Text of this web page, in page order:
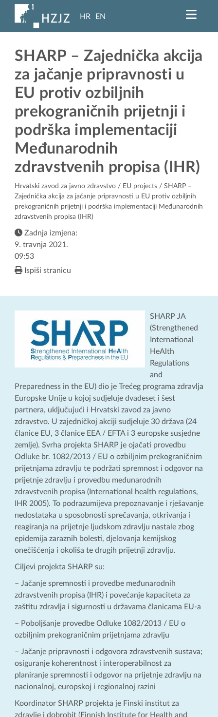
HR EN
SHARP – Zajednička akcija
za jačanje pripravnosti u
EU protiv ozbiljnih
prekograničnih prijetnji i
podrška implementaciji
Međunarodnih
zdravstvenih propisa (IHR)
Hrvatski zavod za javno zdravstvo / EU projects / SHARP –
Zajednička akcija za jačanje pripravnosti u EU protiv ozbiljnih
prekograničnih prijetnji i podrška implementaciji Međunarodnih
zdravstvenih propisa (IHR)
Zadnja izmjena:
9. travnja 2021.
09:53
Ispiši stranicu
SHARP JA
(Strengthened
International
HeAlth
Regulations
and
Preparedness in the EU) dio je Trećeg programa zdravlja
Europske Unije u kojoj sudjeluje dvadeset i šest
partnera, uključujući i Hrvatski zavod za javno
zdravstvo. U zajedničkoj akciji sudjeluje 30 država (24
članice EU, 3 članice EEA / EFTA i 3 europske susjedne
zemlje). Svrha projekta SHARP je ojačati provedbu
Odluke br. 1082/2013 / EU o ozbiljnim prekograničnim
prijetnjama zdravlju te podržati spremnost i odgovor na
prijetnje zdravlju i provedbu međunarodnih
zdravstvenih propisa (International health regulations,
IHR 2005). To podrazumijeva prepoznavanje i rješavanje
nedostataka u sposobnosti sprečavanja, otkrivanja i
reagiranja na prijetnje ljudskom zdravlju nastale zbog
epidemija zaraznih bolesti, djelovanja kemijskog
onečišćenja i okoliša te drugih prijetnji zdravlju.
Ciljevi projekta SHARP su:
– Jačanje spremnosti i provedbe međunarodnih
zdravstvenih propisa (IHR) i povećanje kapaciteta za
zaštitu zdravlja i sigurnosti u državama članicama EU-a
– Poboljšanje provedbe Odluke 1082/2013 / EU o
ozbiljnim prekograničnim prijetnjama zdravlju
– Jačanje pripravnosti i odgovora zdravstvenih sustava;
osiguranje koherentnost i interoperabilnost za
planiranje spremnosti i odgovor na prijetnje zdravlju na
nacionalnoj, europskoj i regionalnoj razini
Koordinator SHARP projekta je Finski institut za
zdravlje i dobrobit (Finnish Institute for Health and